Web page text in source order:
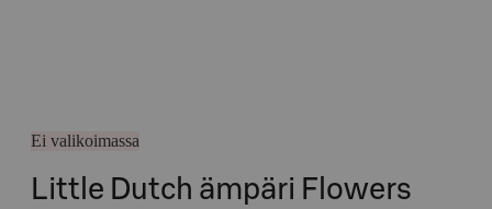
Ei valikoimassa
Little Dutch ämpäri Flowers